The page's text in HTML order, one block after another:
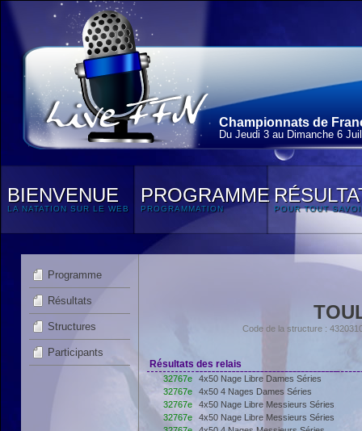
Championnats de
Du Jeudi 3 au Dimanche 6
BIENVENUE
LA NATATION SUR LE WEB
PROGRAMME
PROGRAMMATION POUR TOUT
Programme
Résultats
Structures
Participants
Code de la structure :
Résultats des relais
32767e
4x50 Nage Libre Dames Séries
32767e
4x50 4 Nages Dames Séries
32767e
4x50 Nage Libre Messieurs Séries
32767e
4x50 Nage Libre Messieurs Séries